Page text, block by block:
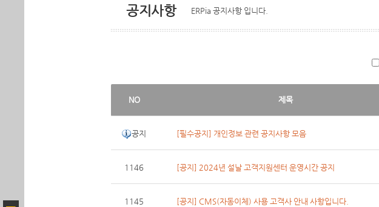
공지사항 ERPia 공지사항 입니다.
NO 제목
공지 [필수공지] 개인정보 관련 공지사항 모음
1146 [공지] 2024년 설날 고객지원센터 운영시간 공지
1145 [공지] CMS(자동이체) 사용 고객사 안내 사항입니다.